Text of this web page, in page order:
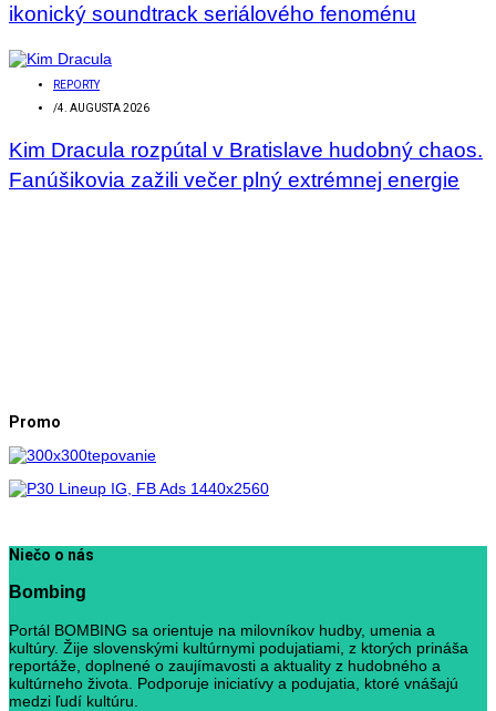
ikonický soundtrack seriálového fenoménu
REPORTY
/4. AUGUSTA 2026
Kim Dracula rozpútal v Bratislave hudobný chaos.
Fanúšikovia zažili večer plný extrémnej energie
Promo
Niečo o nás
Bombing
Portál BOMBING sa orientuje na milovníkov hudby, umenia a
kultúry. Žije slovenskými kultúrnymi podujatiami, z ktorých prináša
reportáže, doplnené o zaujímavosti a aktuality z hudobného a
kultúrneho života. Podporuje iniciatívy a podujatia, ktoré vnášajú
medzi ľudí kultúru.